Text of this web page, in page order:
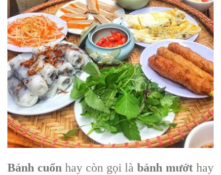
Bánh cuốnhay còn gọi làbánh mướt hay